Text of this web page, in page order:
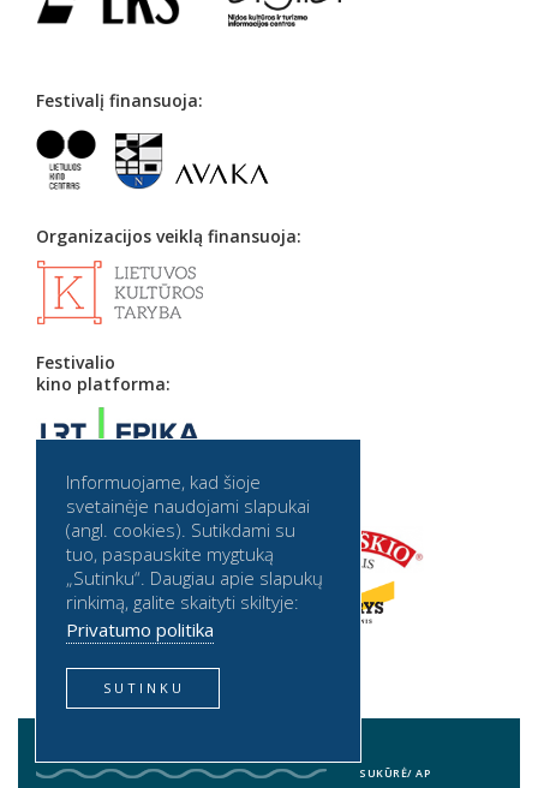
Festivalį finansuoja:
Organizacijos veiklą finansuoja:
Festivalio
kino platforma:
Partneriai:
SUKŪRĖ/ AP
Informuojame, kad šioje
svetainėje naudojami slapukai
(angl. cookies). Sutikdami su
tuo, paspauskite mygtuką
„Sutinku“. Daugiau apie slapukų
rinkimą, galite skaityti skiltyje:
Privatumo politika
SUTINKU